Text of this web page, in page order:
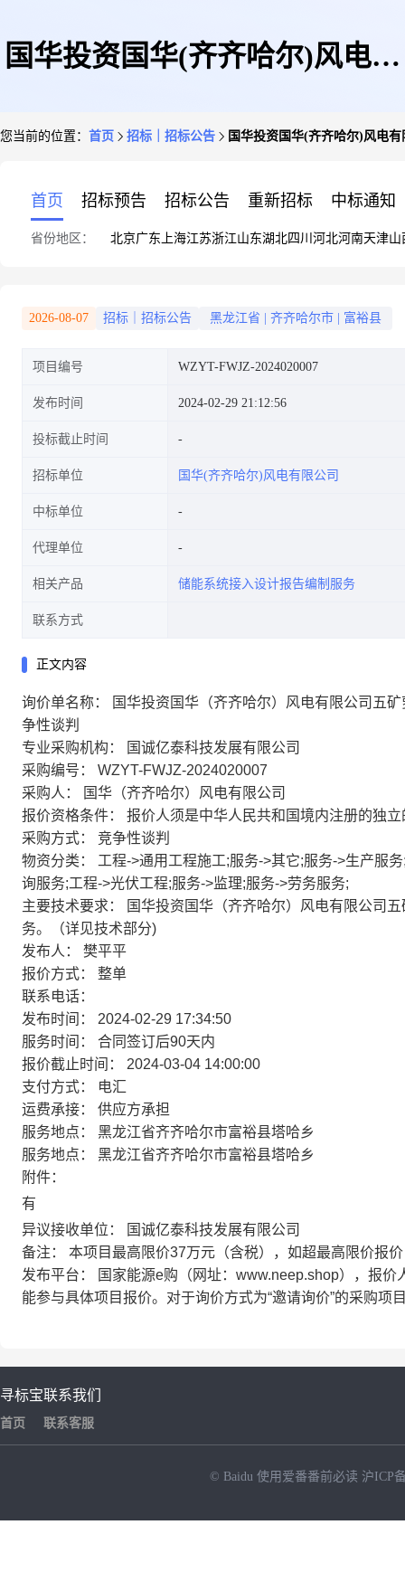
国华投资国华(齐齐哈尔)风电有
制服务竞争性谈判
您当前的位置： 首页 招标｜招标公告 国华投资国华(齐齐哈尔)风电
首页 招标预告 招标公告 重新招标 中标通知
省份地区： 北京广东 上海江苏浙江山东湖北四川 河北河南天津山
2026-08-07 招标｜招标公告 黑龙江省 齐齐哈尔市 富裕县
项目编号 WZYT-FWJZ-2024020007
发布时间 2024-02-29 21:12:56
投标截止时间
招标单位 国华(齐齐哈尔)风电有限公司
中标单位
代理单位
相关产品 储能系统接入设计报告编制服务
联系方式
正文内容
询价单名称：
国华投资国华（齐齐哈尔）风电有限公司五
争性谈判
专业采购机构：
国诚亿泰科技发展有限公司
采购编号：
WZYT-FWJZ-2024020007
采购人：
国华（齐齐哈尔）风电有限公司
报价资格条件：
报价人须是中华人民共和国境内注册的独
采购方式：
竞争性谈判
物资分类：
工程->通用工程施工;服务->其它;服务->生产服
询服务;工程->光伏工程;服务->监理;服务->劳务服务;
主要技术要求：
国华投资国华（齐齐哈尔）风电有限公司
务。（详见技术部分)
发布人：
樊平平
报价方式：
整单
联系电话：
发布时间：
2024-02-29 17:34:50
服务时间：
合同签订后90天内
报价截止时间：
2024-03-04 14:00:00
支付方式：
电汇
运费承接：
供应方承担
服务地点：
黑龙江省齐齐哈尔市富裕县塔哈乡
服务地点：
黑龙江省齐齐哈尔市富裕县塔哈乡
附件：
有
异议接收单位：
国诚亿泰科技发展有限公司
备注：
本项目最高限价37万元（含税），如超最高限价报
发布平台：
国家能源e购（网址：www.neep.shop），报
能参与具体项目报价。对于询价方式为“邀请询价”的采购项
寻标宝
首页
联系我们
联系客服
© Baidu 使用爱番番前必读 沪ICP